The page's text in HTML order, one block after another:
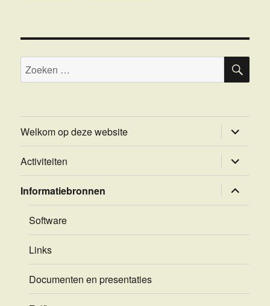
Zoeken
naar:
Welkom op deze website submenu
Activiteiten
submenu
Informatiebronnen
submenu
Software
Links
Documenten en presentaties